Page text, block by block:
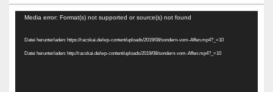
Video-
Media error: Format(s) not supported or source(s) not found
Datei herunterladen: https://racskai.de/wp-content/uploads/2019/08/sondern-vom-Affen.mp4?_=10
Datei herunterladen: http://racskai.de/wp-content/uploads/2019/08/sondern-vom-Affen.mp4?_=10